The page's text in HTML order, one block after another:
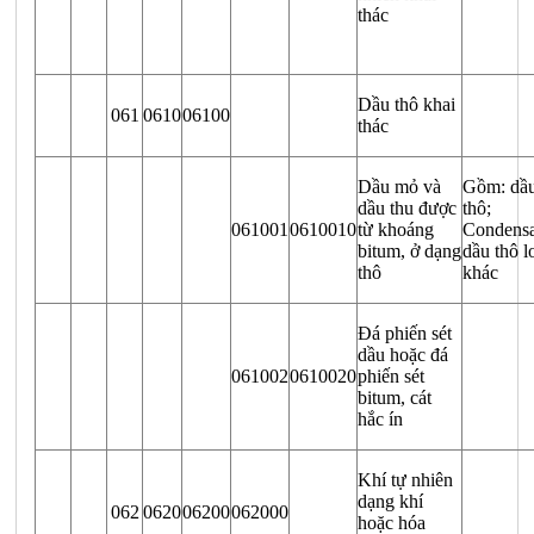
thác
061 061006100
Dầu thô khai
thác
061001 0610010
Dầu mỏ và
dầu thu được
từ khoáng
bitum, ở dạng
thô
Gồm:
thô;
dầu thô
khác
0610020610020
Đá phiến sét
dầu hoặc đá
phiến sét
bitum, cát
hắc ín
062 062006200062000
Khí tự nhiên
dạng khí
hoặc hóa